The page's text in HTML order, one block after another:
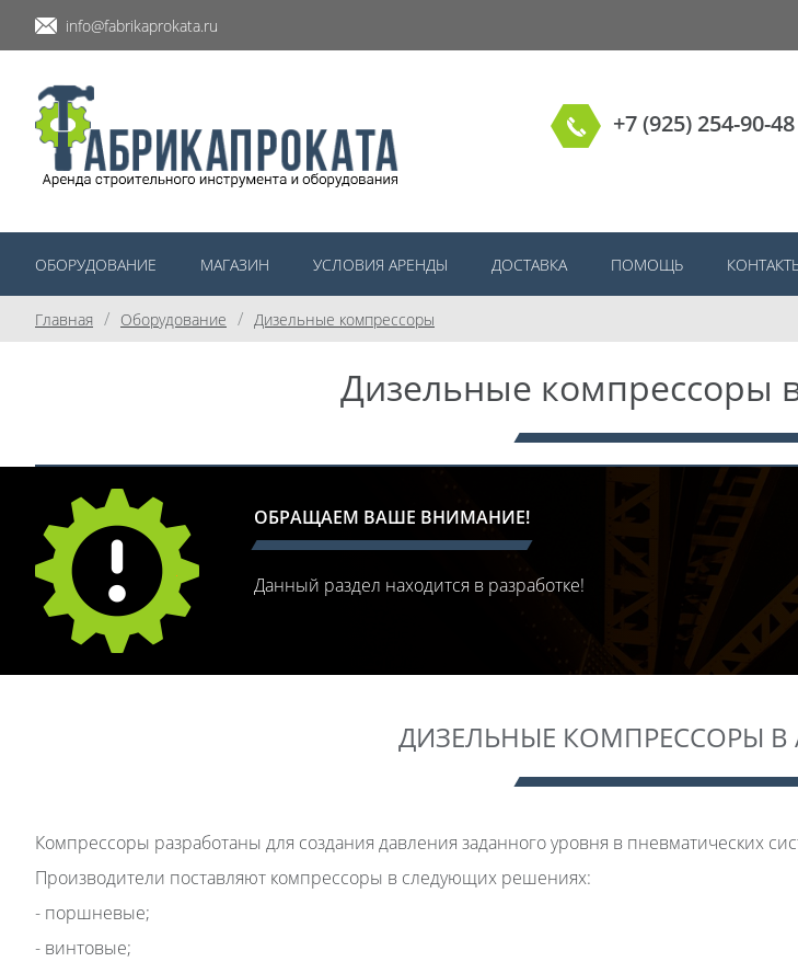
info@fabrikaprokata.ru
+7 (925) 254-90-48
ОБОРУДОВАНИЕ МАГАЗИН УСЛОВИЯ АРЕНДЫ ДОСТАВКА ПОМОЩЬ
Главная / Оборудование / Дизельные компрессоры
Дизельные компрессоры
ОБРАЩАЕМ ВАШЕ ВНИМАНИЕ!
Данный раздел находится в разработке!
ДИЗЕЛЬНЫЕ КОМПРЕССОРЫ В
Компрессоры разработаны для создания давления заданного уровня в пневматических
Производители поставляют компрессоры в следующих решениях:
- поршневые;
- винтовые;